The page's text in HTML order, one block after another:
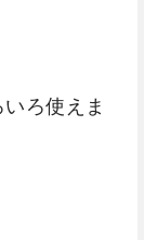
ろ使えま